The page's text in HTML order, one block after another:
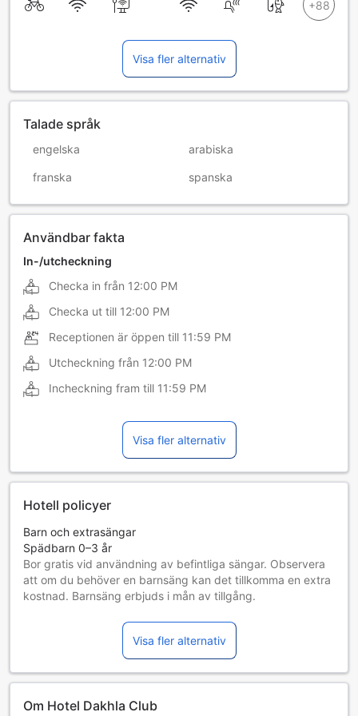
Visa fler alternativ
Talade språk
engelska arabiska
franska spanska
Användbar fakta
In-/utcheckning
Checka in från 12:00 PM
Checka ut till 12:00 PM
Receptionen är öppen till 11:59 PM
Utcheckning från 12:00 PM
Incheckning fram till 11:59 PM
Visa fler alternativ
Hotell policyer
Barn och extrasängar
Spädbarn 0–3 år
Bor gratis vid användning av befintliga sängar. Observera
att om du behöver en barnsäng kan det tillkomma en extra
kostnad. Barnsäng erbjuds i mån av tillgång.
Måste använda en extrasäng
Gäster 12 år och äldre betraktas som vuxna
Tillgång av extrasängar beror på vilket rum du väljer. Var
god kontrollera rummets beläggning för mer information.
och tillägg gäller.
Visa fler alternativ
Om Hotel Dakhla Club